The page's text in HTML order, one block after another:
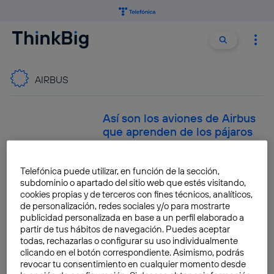
Buscar
AIRBUS
Así son los aviones de Airbus
que aprenden de los pájaros
para ahorrar combustible
Así es el avión eléctrico de
Airbus que vuela hacia un
futuro más sostenible
José María López
Telefónica puede utilizar, en función de la sección,
subdominio o apartado del sitio web que estés visitando,
cookies propias y de terceros con fines técnicos, analíticos,
de personalización, redes sociales y/o para mostrarte
publicidad personalizada en base a un perfil elaborado a
partir de tus hábitos de navegación. Puedes aceptar
todas, rechazarlas o configurar su uso individualmente
clicando en el botón correspondiente. Asimismo, podrás
revocar tu consentimiento en cualquier momento desde